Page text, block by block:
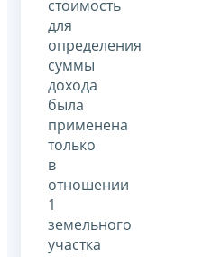
стоимость
для
определения
суммы
дохода
была
применена
только
в
отношении
1
земельного
участка